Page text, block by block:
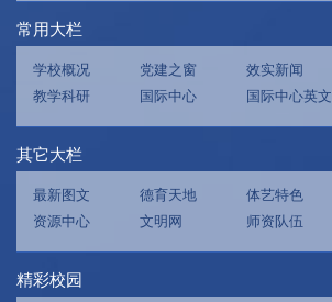
常用大栏
学校概况 党建之窗 效实新闻
教学科研
国际中心 国际中心英文
其它大栏
最新图文 德育天地 体艺特色
资源中心
文明网 师资队伍
精彩校园